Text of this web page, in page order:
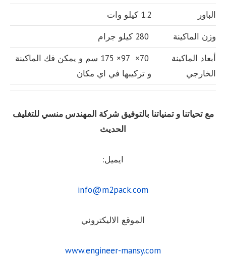
الباور
1.2 كيلو وات
وزن الماكينة
أبعاد الماكينة
الخارجي
70× 97× 175 سم و يمكن فك الماكينة
و تركيبها في اي مكان
مع تحياتنا و تمنياتنا بالتوفيق شركة المهندس منسي للتغليف
الحديث
ايميل:
info@m2pack.com
الموقع الاليكتروني
www.engineer-mansy.com